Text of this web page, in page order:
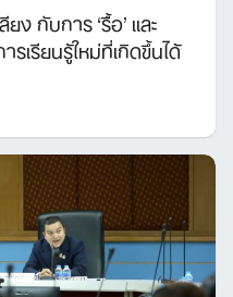
ง กับการ ‘รื้อ’ และ
เรียนรู้ใหม่ที่เกิดขึ้นได้